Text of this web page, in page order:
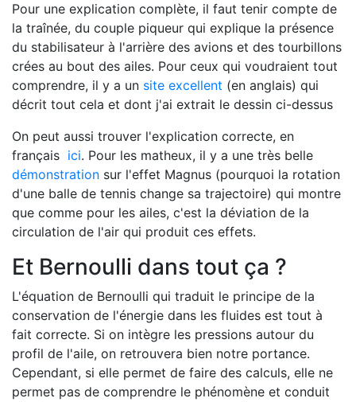
Pour une explication complète, il faut tenir compte de
la traînée, du couple piqueur qui explique la présence
du stabilisateur à l'arrière des avions et des tourbillons
crées au bout des ailes. Pour ceux qui voudraient tout
comprendre, il y a un site excellent (en anglais) qui
décrit tout cela et dont j'ai extrait le dessin ci-dessus
On peut aussi trouver l'explication correcte, en
français ici. Pour les matheux, il y a une très belle
démonstration sur l'effet Magnus (pourquoi la rotation
d'une balle de tennis change sa trajectoire) qui montre
que comme pour les ailes, c'est la déviation de la
circulation de l'air qui produit ces effets.
Et Bernoulli dans tout ça ?
L'équation de Bernoulli qui traduit le principe de la
conservation de l'énergie dans les fluides est tout à
fait correcte. Si on intègre les pressions autour du
profil de l'aile, on retrouvera bien notre portance.
Cependant, si elle permet de faire des calculs, elle ne
permet pas de comprendre le phénomène et conduit